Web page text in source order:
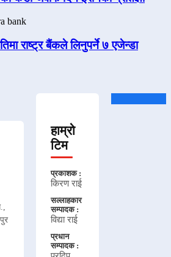
राष्ट्र बैंकले लिनुपर्ने ७ एजेन्डा
हाम्रो
टिम
प्रकाशक :
किरण राई
सल्लाहकार
सम्पादक :
विद्या राई
प्रधान
सम्पादक :